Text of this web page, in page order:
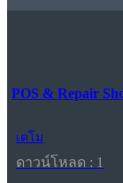
POS & Repair
เดโม
ดาวน์โหลด : 1